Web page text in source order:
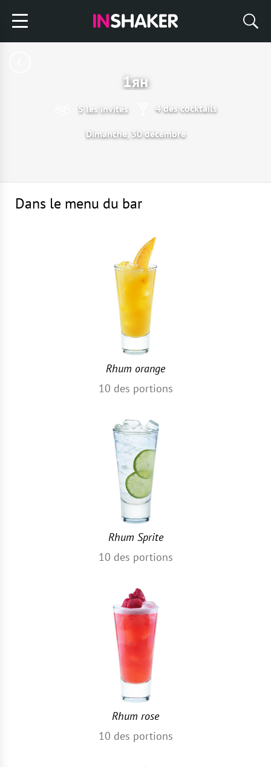
1ян
5 les invités 4 des cocktails
Dimanche, 30 décembre
Dans le menu du bar
Rhum orange
10 des portions
Rhum Sprite
10 des portions
Rhum rose
10 des portions